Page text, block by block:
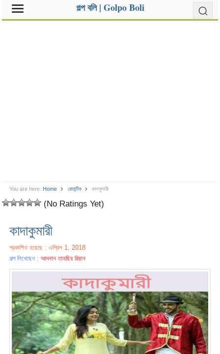
গল্প বলি | Golpo Boli
You are here: Home রোমান্টিক কাদাকুমারী
(No Ratings Yet)
কাদাকুমারী
প্রকাশিত হয়েছে : এপ্রিল 1, 2018
গল্প লিখেছেন :আদনান তাহছির রিয়ান